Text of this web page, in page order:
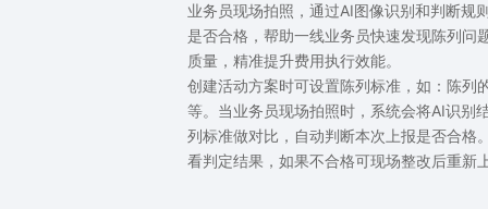
业务员现场拍照，通过AI图像识别和判断规
是否合格，帮助一线业务员快速发现陈列问
质量，精准提升费用执行效能。
创建活动方案时可设置陈列标准，如：陈列
等。当业务员现场拍照时，系统会将AI识别
列标准做对比，自动判断本次上报是否合格
看判定结果，如果不合格可现场整改后重新